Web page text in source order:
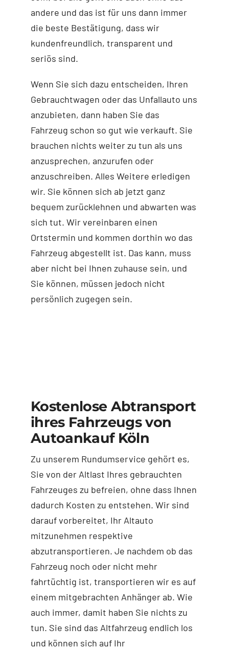
andere und das ist für uns dann immer
die beste Bestätigung, dass wir
kundenfreundlich, transparent und
seriös sind.
Wenn Sie sich dazu entscheiden, Ihren
Gebrauchtwagen oder das Unfallauto uns
anzubieten, dann haben Sie das
Fahrzeug schon so gut wie verkauft. Sie
brauchen nichts weiter zu tun als uns
anzusprechen, anzurufen oder
anzuschreiben. Alles Weitere erledigen
wir. Sie können sich ab jetzt ganz
bequem zurücklehnen und abwarten was
sich tut. Wir vereinbaren einen
Ortstermin und kommen dorthin wo das
Fahrzeug abgestellt ist. Das kann, muss
aber nicht bei Ihnen zuhause sein, und
Sie können, müssen jedoch nicht
persönlich zugegen sein.
Kostenlose Abtransport
ihres Fahrzeugs von
Autoankauf Köln
Zu unserem Rundumservice gehört es,
Sie von der Altlast Ihres gebrauchten
Fahrzeuges zu befreien, ohne dass Ihnen
dadurch Kosten zu entstehen. Wir sind
darauf vorbereitet, Ihr Altauto
mitzunehmen respektive
abzutransportieren. Je nachdem ob das
Fahrzeug noch oder nicht mehr
fahrtüchtig ist, transportieren wir es auf
einem mitgebrachten Anhänger ab. Wie
auch immer, damit haben Sie nichts zu
tun. Sie sind das Altfahrzeug endlich los
und können sich auf Ihr